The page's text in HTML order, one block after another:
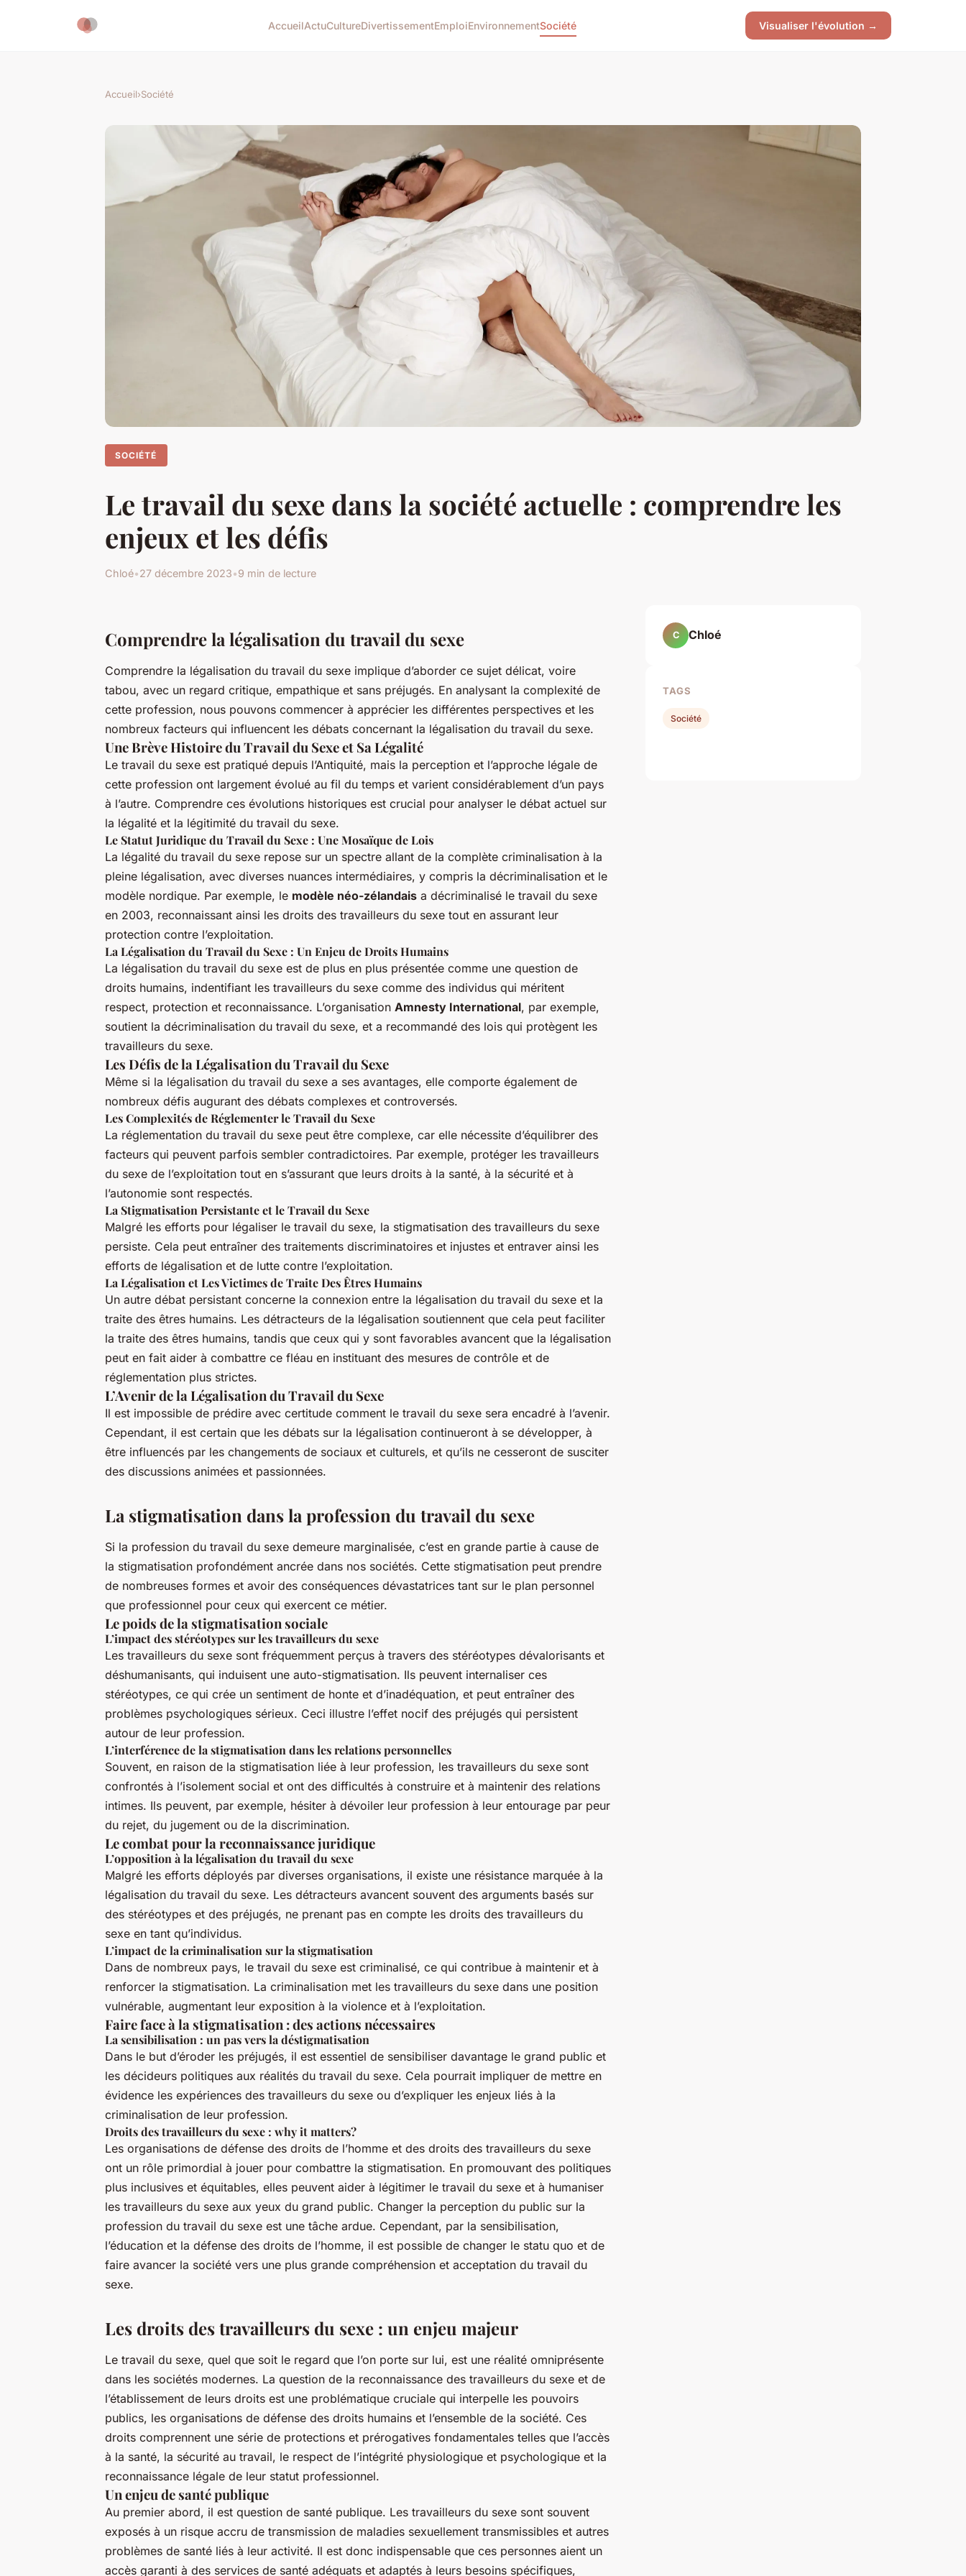
AccueilActuCultureDivertissementEmploiEnvironnementSociété Visualiser l'évolution →
Accueil›Société
SOCIÉTÉ
Le travail du sexe dans la société actuelle : comprendre les
enjeux et les défis
Chloé•27 décembre 2023•9 min de lecture
Comprendre la légalisation du travail du sexe
Comprendre la légalisation du travail du sexe implique d’aborder ce sujet délicat, voire
tabou, avec un regard critique, empathique et sans préjugés. En analysant la complexité de
cette profession, nous pouvons commencer à apprécier les différentes perspectives et les
nombreux facteurs qui influencent les débats concernant la légalisation du travail du sexe.
Une Brève Histoire du Travail du Sexe et Sa Légalité
Le travail du sexe est pratiqué depuis l’Antiquité, mais la perception et l’approche légale de
cette profession ont largement évolué au fil du temps et varient considérablement d’un pays
à l’autre. Comprendre ces évolutions historiques est crucial pour analyser le débat actuel sur
la légalité et la légitimité du travail du sexe.
Le Statut Juridique du Travail du Sexe : Une Mosaïque de Lois
La légalité du travail du sexe repose sur un spectre allant de la complète criminalisation à la
pleine légalisation, avec diverses nuances intermédiaires, y compris la décriminalisation et le
modèle nordique. Par exemple, le modèle néo-zélandais a décriminalisé le travail du sexe
en 2003, reconnaissant ainsi les droits des travailleurs du sexe tout en assurant leur
protection contre l’exploitation.
La Légalisation du Travail du Sexe : Un Enjeu de Droits Humains
La légalisation du travail du sexe est de plus en plus présentée comme une question de
droits humains, indentifiant les travailleurs du sexe comme des individus qui méritent
respect, protection et reconnaissance. L’organisation Amnesty International, par exemple,
soutient la décriminalisation du travail du sexe, et a recommandé des lois qui protègent les
travailleurs du sexe.
Les Défis de la Légalisation du Travail du Sexe
Même si la légalisation du travail du sexe a ses avantages, elle comporte également de
nombreux défis augurant des débats complexes et controversés.
Les Complexités de Réglementer le Travail du Sexe
La réglementation du travail du sexe peut être complexe, car elle nécessite d’équilibrer des
facteurs qui peuvent parfois sembler contradictoires. Par exemple, protéger les travailleurs
du sexe de l’exploitation tout en s’assurant que leurs droits à la santé, à la sécurité et à
l’autonomie sont respectés.
La Stigmatisation Persistante et le Travail du Sexe
Malgré les efforts pour légaliser le travail du sexe, la stigmatisation des travailleurs du sexe
persiste. Cela peut entraîner des traitements discriminatoires et injustes et entraver ainsi les
efforts de légalisation et de lutte contre l’exploitation.
La Légalisation et Les Victimes de Traite Des Êtres Humains
Un autre débat persistant concerne la connexion entre la légalisation du travail du sexe et la
traite des êtres humains. Les détracteurs de la légalisation soutiennent que cela peut faciliter
la traite des êtres humains, tandis que ceux qui y sont favorables avancent que la légalisation
peut en fait aider à combattre ce fléau en instituant des mesures de contrôle et de
réglementation plus strictes.
L’Avenir de la Légalisation du Travail du Sexe
Il est impossible de prédire avec certitude comment le travail du sexe sera encadré à l’avenir.
Cependant, il est certain que les débats sur la légalisation continueront à se développer, à
être influencés par les changements de sociaux et culturels, et qu’ils ne cesseront de susciter
des discussions animées et passionnées.
La stigmatisation dans la profession du travail du sexe
Si la profession du travail du sexe demeure marginalisée, c’est en grande partie à cause de
la stigmatisation profondément ancrée dans nos sociétés. Cette stigmatisation peut prendre
de nombreuses formes et avoir des conséquences dévastatrices tant sur le plan personnel
que professionnel pour ceux qui exercent ce métier.
Le poids de la stigmatisation sociale
L’impact des stéréotypes sur les travailleurs du sexe
Les travailleurs du sexe sont fréquemment perçus à travers des stéréotypes dévalorisants et
déshumanisants, qui induisent une auto-stigmatisation. Ils peuvent internaliser ces
stéréotypes, ce qui crée un sentiment de honte et d’inadéquation, et peut entraîner des
problèmes psychologiques sérieux. Ceci illustre l’effet nocif des préjugés qui persistent
autour de leur profession.
L’interférence de la stigmatisation dans les relations personnelles
Souvent, en raison de la stigmatisation liée à leur profession, les travailleurs du sexe sont
confrontés à l’isolement social et ont des difficultés à construire et à maintenir des relations
intimes. Ils peuvent, par exemple, hésiter à dévoiler leur profession à leur entourage par peur
du rejet, du jugement ou de la discrimination.
Le combat pour la reconnaissance juridique
L’opposition à la légalisation du travail du sexe
Malgré les efforts déployés par diverses organisations, il existe une résistance marquée à la
légalisation du travail du sexe. Les détracteurs avancent souvent des arguments basés sur
des stéréotypes et des préjugés, ne prenant pas en compte les droits des travailleurs du
sexe en tant qu’individus.
L’impact de la criminalisation sur la stigmatisation
Dans de nombreux pays, le travail du sexe est criminalisé, ce qui contribue à maintenir et à
renforcer la stigmatisation. La criminalisation met les travailleurs du sexe dans une position
vulnérable, augmentant leur exposition à la violence et à l’exploitation.
Faire face à la stigmatisation : des actions nécessaires
La sensibilisation : un pas vers la déstigmatisation
Dans le but d’éroder les préjugés, il est essentiel de sensibiliser davantage le grand public et
les décideurs politiques aux réalités du travail du sexe. Cela pourrait impliquer de mettre en
évidence les expériences des travailleurs du sexe ou d’expliquer les enjeux liés à la
criminalisation de leur profession.
Droits des travailleurs du sexe : why it matters?
Les organisations de défense des droits de l’homme et des droits des travailleurs du sexe
ont un rôle primordial à jouer pour combattre la stigmatisation. En promouvant des politiques
plus inclusives et équitables, elles peuvent aider à légitimer le travail du sexe et à humaniser
les travailleurs du sexe aux yeux du grand public. Changer la perception du public sur la
profession du travail du sexe est une tâche ardue. Cependant, par la sensibilisation,
l’éducation et la défense des droits de l’homme, il est possible de changer le statu quo et de
faire avancer la société vers une plus grande compréhension et acceptation du travail du
sexe.
Les droits des travailleurs du sexe : un enjeu majeur
Le travail du sexe, quel que soit le regard que l’on porte sur lui, est une réalité omniprésente
dans les sociétés modernes. La question de la reconnaissance des travailleurs du sexe et de
l’établissement de leurs droits est une problématique cruciale qui interpelle les pouvoirs
publics, les organisations de défense des droits humains et l’ensemble de la société. Ces
droits comprennent une série de protections et prérogatives fondamentales telles que l’accès
à la santé, la sécurité au travail, le respect de l’intégrité physiologique et psychologique et la
reconnaissance légale de leur statut professionnel.
Un enjeu de santé publique
Au premier abord, il est question de santé publique. Les travailleurs du sexe sont souvent
exposés à un risque accru de transmission de maladies sexuellement transmissibles et autres
problèmes de santé liés à leur activité. Il est donc indispensable que ces personnes aient un
accès garanti à des services de santé adéquats et adaptés à leurs besoins spécifiques,
C Chloé
TAGS
Société